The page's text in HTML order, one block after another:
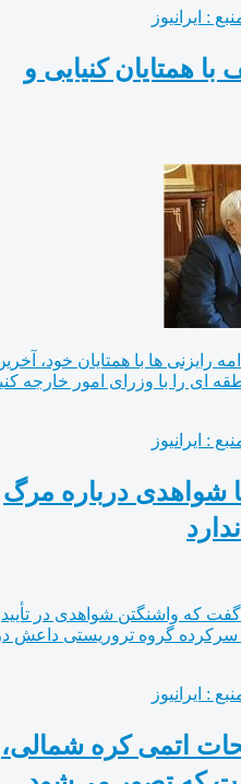
کنیایی و
ها با همتایان خود، آخرین
را با وزرای امور خارجه کنیا و
درباره مرگ
واشنگتن شواهدی در تأیید
گروه تروریستی داعش در
اتمی کره شمالی،